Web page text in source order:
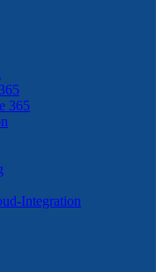
365
Integration